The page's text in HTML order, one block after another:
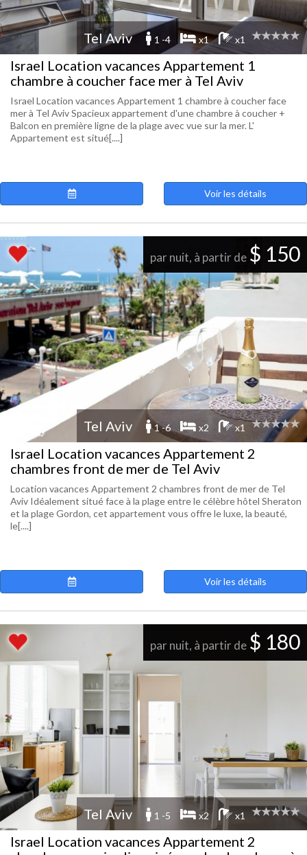
Tel Aviv 1 -4 x1 x1
Israel Location vacances Appartement 1
chambre à coucher face mer à Tel Aviv
Israel Location vacances Appartement 1 chambre à coucher face
mer à Tel Aviv Spacieux appartement d'une chambre à coucher +
Balcon en première ligne de la plage avec vue sur la mer. L'
Appartement est situé[....]
Voir les détails
par nuit, à partir de $ 150
Tel Aviv 1 -6 x2 x1
Israel Location vacances Appartement 2
chambres front de mer de Tel Aviv
Location vacances Appartement 2 chambres front de mer de Tel
Aviv Idéalement situé face à la plage entre le célèbre hôtel Sheraton
et la plage Gordon, cet appartement vous offre le luxe, la beauté,
le[....]
Voir les détails
par nuit, à partir de $ 180
Tel Aviv 1 -5 x2 x1
Israel Location vacances Appartement 2